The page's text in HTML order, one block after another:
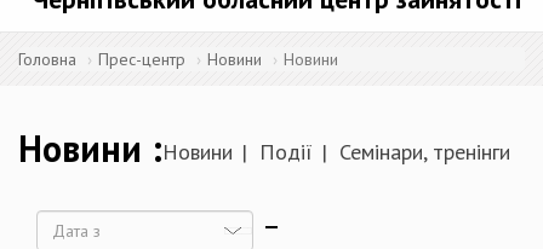
Головна Прес-центр Новини Новини
Новини Новини Події Семінари, тренінги